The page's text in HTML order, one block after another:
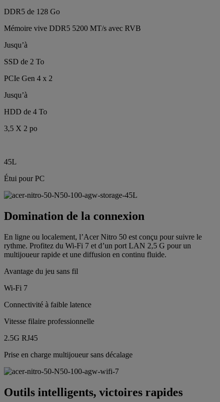
DDR5 de 128 Go
Mémoire vive DDR5 5200 MT/s avec RVB
Jusqu’à
SSD de 2 To
PCIe Gen 4 x 2
Jusqu’à
HDD de 4 To
3,5 X 2 po
45L
Étui pour PC
Domination de la connexion
En ligne ou localement, l’Acer Nitro 50 est conçu pour suivre le
rythme. Profitez du Wi-Fi 7 et d’un port LAN 2,5 G pour un
multijoueur rapide et une diffusion en continu fluide.
Avantage du jeu sans fil
Wi-Fi 7
Connectivité à faible latence
Vitesse filaire professionnelle
2.5G RJ45
Prise en charge multijoueur sans décalage
Outils intelligents, victoires rapides